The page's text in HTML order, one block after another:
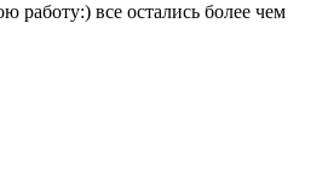
работу:) все остались более чем